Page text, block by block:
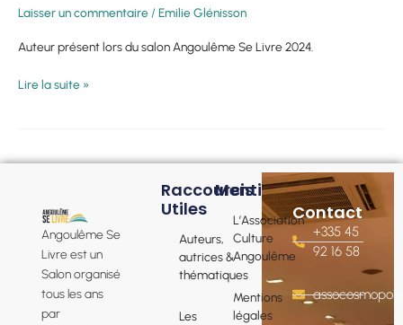
Laisser un commentaire / Emilie Glénisson
Auteur présent lors du salon Angoulême Se Livre 2024.
Lire la suite »
Angoulême Se
Livre est un
Salon organisé
tous les ans
par
Raccourcis
Utiles
Auteurs,
autrices &
thématiques
Les
Mentions
L’Association
Culture
Angoulême
Mentions
légales
Contact
+335 45
92 16 58